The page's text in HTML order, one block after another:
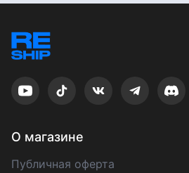
О магазине
Публичная оферта